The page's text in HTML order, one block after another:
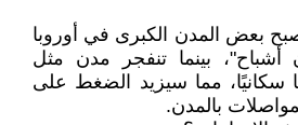
بعض المدن الكبرى في أوروبا
أشباح"، بينما تنفجر مدن مثل
سكانيًا، مما سيزيد الضغط على
بالمدن.